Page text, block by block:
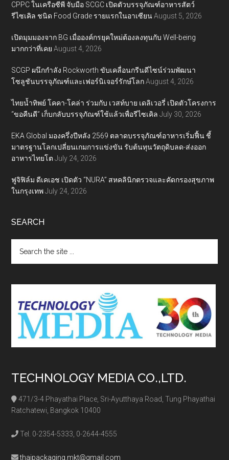
CPPC ในเครือซีพี จับมือ SCGC เปิดตัวบรรจุภัณฑ์อาหารสัตว์
รีไซเคิล ชนิด Food Grade รายแรกในอาเซียน August 5, 2026
เปิดมุมมองจาก BG เมื่อองค์กรยุคใหม่ต้องลงทุนกับ Well-being
มากกว่าที่เคย August 4, 2026
SCGP ผนึกกำลัง Rockworth ขับเคลื่อนกรีนดีไซน์ร่วมพัฒนา
โซลูชันบรรจุภัณฑ์และเฟอร์นิเจอร์รักษ์โลก August 4, 2026
ไทยน้ำทิพย์ โคคา-โคล่า ร่วมกับ เวสท์บาย เดลิเวอรี่ เปิดตัวโครงการ
“ขอคืนดี” เก็บกลับบรรจุภัณฑ์ใช้แล้วเพื่อรีไซเคิล July 30, 2026
EKA Global มองครึ่งปีหลัง 2569 ตลาดบรรจุภัณฑ์อาหารเริ่มฟื้น ชี้
มาตรฐานโลกเปลี่ยนเกมการแข่งขัน รับต้นทุนวัตถุดิบลด-ส่งออก
อาหารไทยโต July 24, 2026
ฟูจิฟิล์ม ดีเคเอช เปิดตัว “NURA” สหคลินิกตรวจและคัดกรองสุขภาพ
ในกรุงเทพ July 24, 2026
SEARCH
the
TECHNOLOGY MEDIA CO.,LTD.
471/3-4 Phayathai Place, Sri-Ayutthaya Road, Tung Phayathai
Ratchatewi, Bangkok 10400
Tel. 0-2354-5333, 0-2644-4555
thaipackaging.mkt@gmail.com